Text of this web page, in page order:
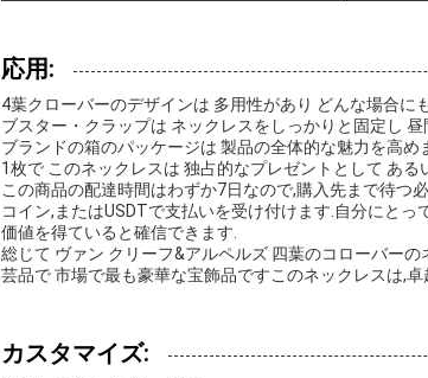
応用:
4葉クローバーのデザインは 多用性があり どんな場合
ブスター・クラップは ネックレスをしっかりと固定し
ブランドの箱のパッケージは 製品の全体的な魅力を高
1枚で このネックレスは 独占的なプレゼントとして あ
この商品の配達時間はわずか7日なので,購入先まで待つ
コイン,またはUSDTで支払いを受け付けます.自分にと
価値を得ていると確信できます.
総じて ヴァン クリーフ&アルペルズ 四葉のコローバー
芸品で 市場で最も豪華な宝飾品ですこのネックレスは,
カスタマイズ: